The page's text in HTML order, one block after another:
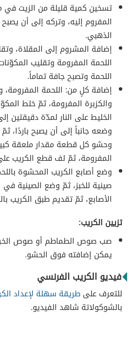
تسخين كمية قليلة من الزيت في
المفروم إليه، وتركه إلى أن يصبح
الذهبي.
إضافة المشروم إلى المقلاة،
اللحمة المفرومة وتقليب
اللحمة وتصبح جافة تماماً.
إضافة كلٍ من: اللحمة المفرومة،
والكزبرة المفرومة، ثمّ خلط
الخليط على النار لمدّة دقيقتين
وضعه جانباً إلى أن يصبح باردًا،
وحشو كل قطعة مقدار ملعقة
المفرومة، ثمّ لف قطع الكريب
وضع أصابع الكريب المحشوة
صينية للخبز، ثمّ وضع الصينية
الأصابع، ثمّ تقديم طبق الكريب
تزيين الكريب:
صب صوص الطماطم أو صوص
يمكن إضافته فوق الحشو.
فيديو الكريب الفرنسي
للتعرف علىطريقة سهلة لإعداد
بالشوكولاتة شاهد الفيديو.